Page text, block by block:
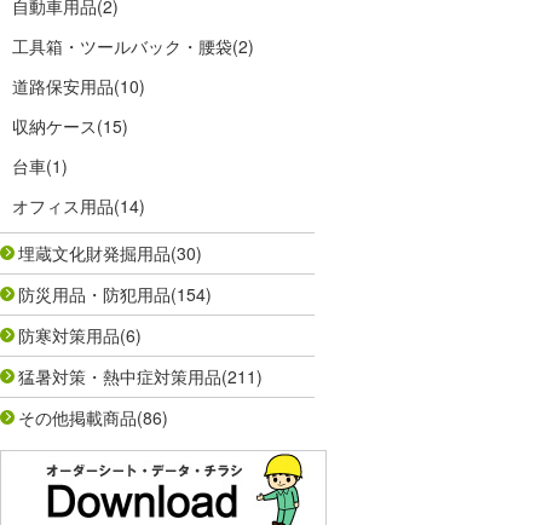
自動車用品(2)
工具箱・ツールバック・腰袋(2)
道路保安用品(10)
収納ケース(15)
台車(1)
オフィス用品(14)
埋蔵文化財発掘用品(30)
防災用品・防犯用品(154)
防寒対策用品(6)
猛暑対策・熱中症対策用品(211)
その他掲載商品(86)